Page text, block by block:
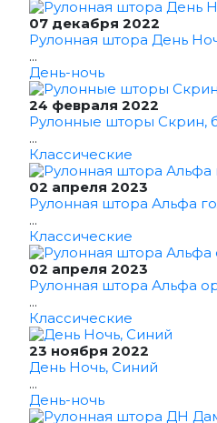
07 декабря 2022
Рулонная штора День
...
День-ночь
24 февраля 2022
Рулонные шторы Скрин,
...
Классические
02 апреля 2023
Рулонная штора Альфа
...
Классические
02 апреля 2023
Рулонная штора Альфа
...
Классические
23 ноября 2022
День Ночь, Синий
...
День-ночь